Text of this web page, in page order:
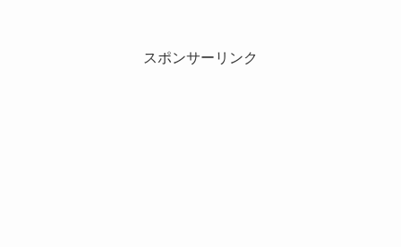
スポンサーリンク